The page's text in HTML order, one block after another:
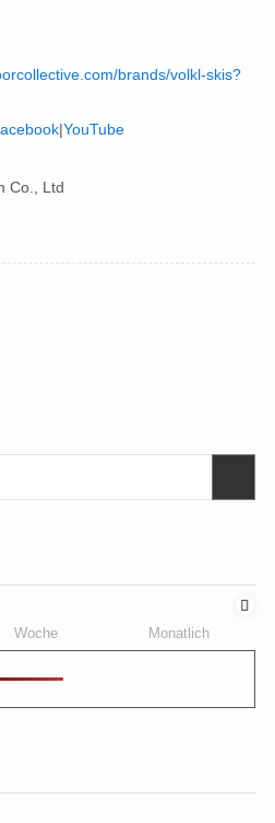
brands/volkl-skis?
|YouTube
Co., Ltd
Woche Monatlich